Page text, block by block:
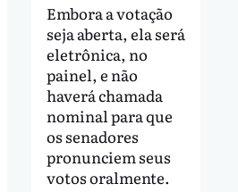
Embora a votação
seja aberta, ela será
eletrônica, no
painel, e não
haverá chamada
nominal para que
os senadores
pronunciem seus
votos oralmente.